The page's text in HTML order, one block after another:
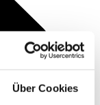
Über Cookies